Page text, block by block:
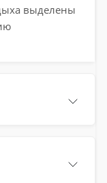
выделены